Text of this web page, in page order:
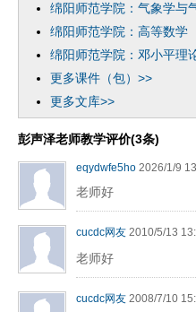
绵阳师范学院：气象学与
绵阳师范学院：高等数学
绵阳师范学院：邓小平理
更多课件（包）>>
更多文库>>
彭声泽老师教学评价(3条)
eqydwfe5ho 2026/1/9
老师好
cucdc网友 2010/5/13
老师好
cucdc网友 2008/7/10